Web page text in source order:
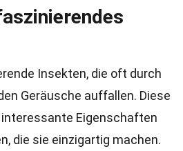
Insekten, die oft durch
Geräusche auffallen. Diese
Eigenschaften
die sie einzigartig machen.